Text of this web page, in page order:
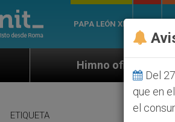
PAPA LEÓN XIV
de la Jornada Mundial de la
ETIQUETA
Del
que en
el